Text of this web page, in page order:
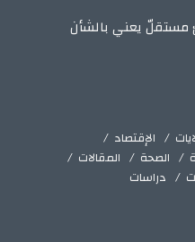
يعني بالشأن
الإقتصاد
الصحة
المقالات
دراسات